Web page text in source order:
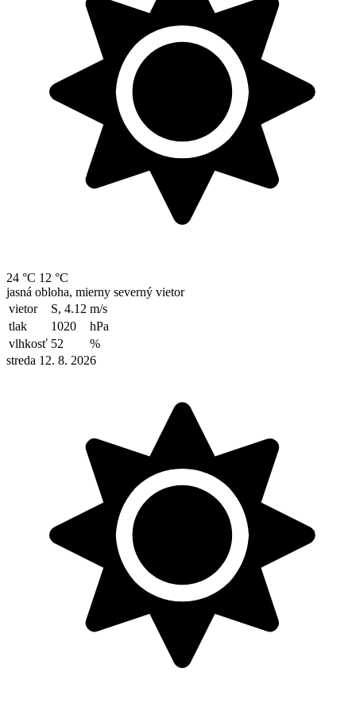
24 °C 12 °C
jasná obloha, mierny severný vietor
vietor
S, 4.12 m/s
tlak
1020
hPa
vlhkosť 52
%
streda 12. 8. 2026